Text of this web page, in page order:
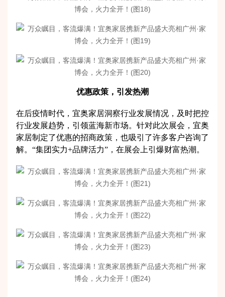
优惠政策，引发热潮
在后疫情时代，宜奥家居洞察行业发展情况，及时把控
行业发展趋势，引领蓝海新市场。针对此次展会，宜奥
家居制定了优惠的招商政策，也吸引了许多客户咨询了
解。“集团实力+品牌活力”，在展会上引爆财富热潮。